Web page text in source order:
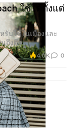
ใช้ได้ตั้งแต่
รับใช้ในเมืองและ
ถึงดึก
4.6K 0